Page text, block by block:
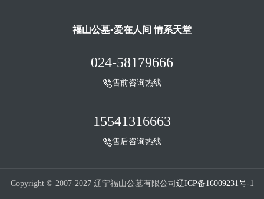
福山公墓•爱在人间 情系天堂
024-58179666
售前咨询热线
15541316663
售后咨询热线
Copyright © 2007-2027 辽宁福山公墓有限公司 辽ICP备16009231号-1